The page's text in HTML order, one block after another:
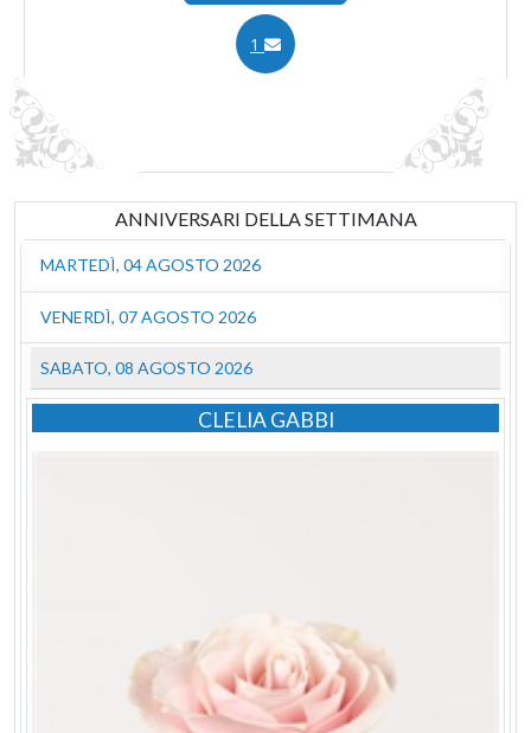
1
ANNIVERSARI DELLA SETTIMANA
MARTEDÌ, 04 AGOSTO 2026
VENERDÌ, 07 AGOSTO 2026
SABATO, 08 AGOSTO 2026
CLELIA GABBI